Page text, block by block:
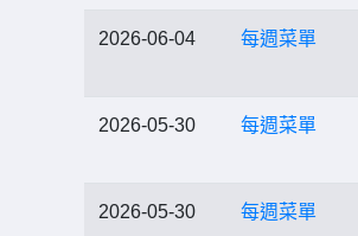
2026-06-04 每週菜單
2026-05-30 每週菜單
2026-05-30 每週菜單